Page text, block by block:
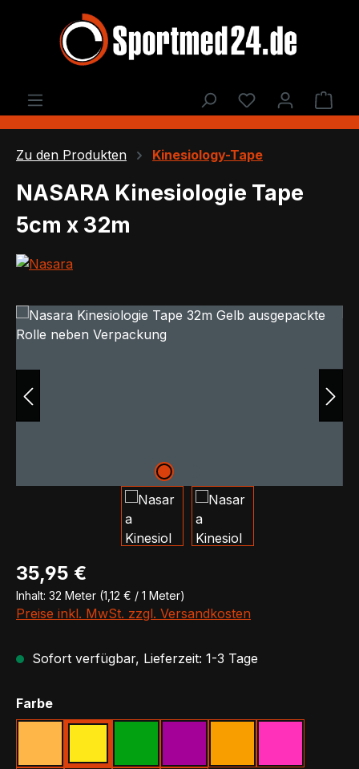
Zum Hauptinhalt springen
Du hast 0
Zu den Produkten Kinesiology-Tape
NASARA Kinesiologie Tape
5cm x 32m
Bildergalerie überspringen
Regulärer Preis:
35,95 €
Inhalt: 32 Meter (1,12 € / 1 Meter)
Preise inkl. MwSt. zzgl. Versandkosten
Sofort verfügbar, Lieferzeit: 1-3 Tage
Farbeauswählen